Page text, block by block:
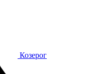
Козерог